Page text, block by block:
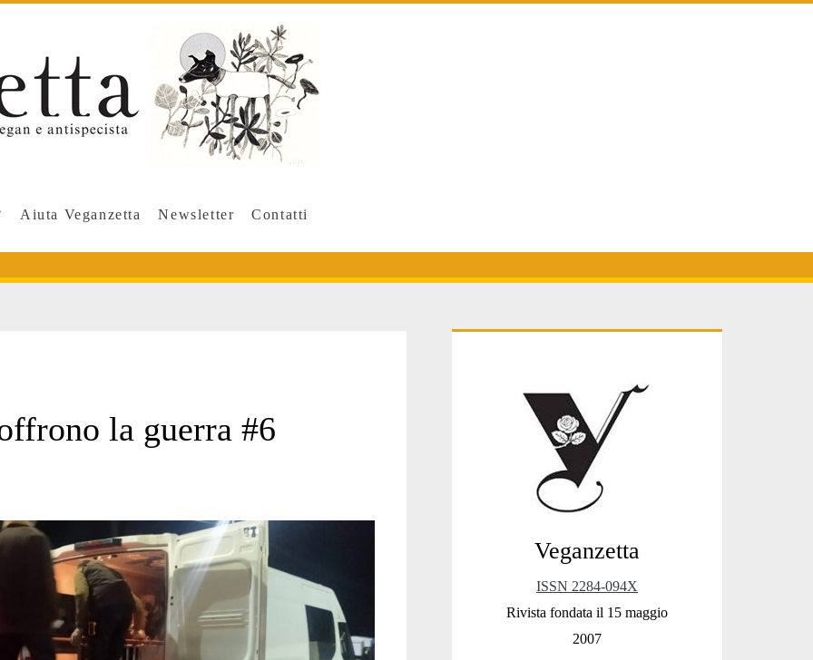
Aiuta Veganzetta Newsletter Contatti
la guerra #6
Sidebar
Veganzetta
ISSN 2284-094X
Rivista fondata il 15 maggio
2007